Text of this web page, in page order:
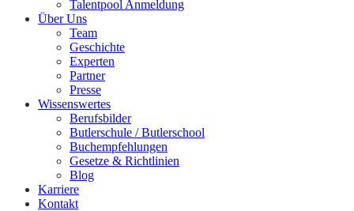
Talentpool Anmeldung
Über Uns
Team
Geschichte
Experten
Partner
Presse
Wissenswertes
Berufsbilder
Butlerschule / Butlerschool
Buchempfehlungen
Gesetze & Richtlinien
Blog
Karriere
Kontakt